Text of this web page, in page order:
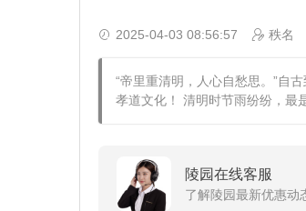
2025-04-03 08:56:57 秩名
“帝里重清明，人心自愁思。”自
孝道文化！ 清明时节雨纷纷，最
陵园在线客服
了解陵园最新优惠动